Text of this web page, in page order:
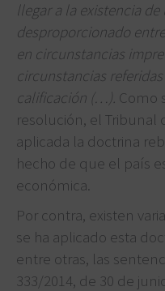
llegar a la existencia
desproporcionado
en circunstancias
circunstancias
calificación (…). Como
resolución, el Tribunal
aplicada la doctrina
hecho de que el país
económica.
Por contra, existen
se ha aplicado esta
entre otras, las
333/2014, de 30 de